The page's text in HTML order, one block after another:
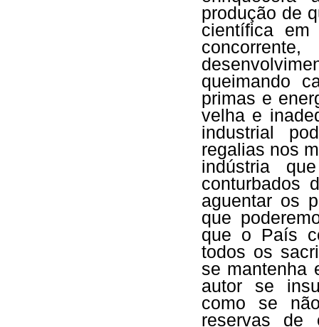
produção de
científica
queimando
primas e
velha e
industrial
regalias nos
indústria
conturbados
aguentar os
que
que o País
todos os
se mantenha
autor se
como se
reservas de